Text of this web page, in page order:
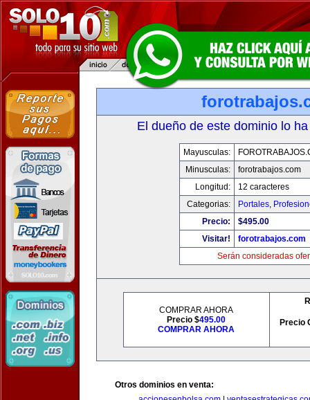
El dueño de este dominio lo
Mayusculas:
Minusculas:
forotrabajos.com
Longitud:
12 caracteres
Categorias:
Portales,
Precio:
$495.00
Visitar!
forotrabajos.com
Serán consideradas
COMPRAR AHORA
Precio $495.00
COMPRAR AHORA
Precio
Otros dominios en venta: